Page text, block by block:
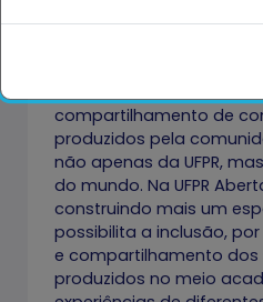
Aqui, você encontrará
científico-acadêmicos
modo remoto na UFPR.
compartilhamento de
produzidos pela
não apenas da UFPR,
do mundo. Na UFPR
construindo mais um
possibilita a inclusão,
e compartilhamento dos
produzidos no meio